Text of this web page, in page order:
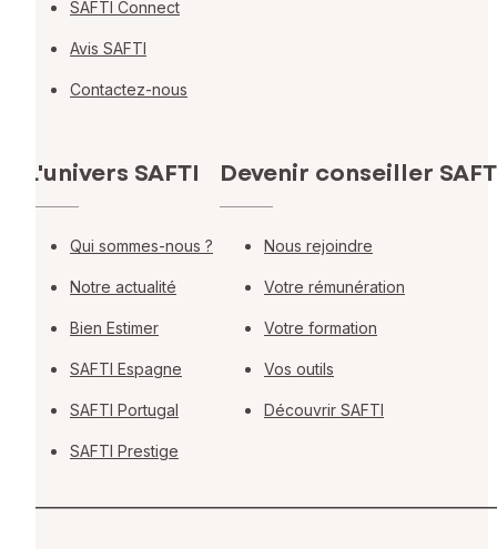
SAFTI Connect
Avis SAFTI
Contactez-nous
L'univers SAFTI
Qui sommes-nous ?
Notre actualité
Bien Estimer
SAFTI Espagne
SAFTI Portugal
SAFTI Prestige
Devenir conseiller
Nous rejoindre
Votre rémunération
Votre formation
Vos outils
Découvrir SAFTI